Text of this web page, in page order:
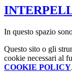
In questo spazio
Questo sito o gli
cookie necessari al
COOKIE POLICY.